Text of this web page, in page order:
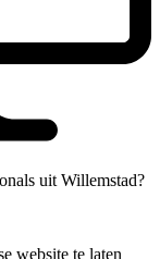
uit Willemstad?
website te laten